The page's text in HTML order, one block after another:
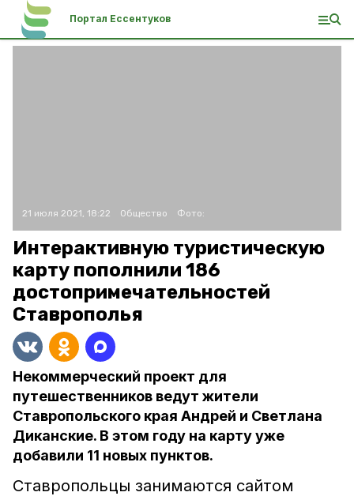
Портал Ессентуков
21 июля 2021, 18:22 Общество Фото:
Интерактивную туристическую
карту пополнили 186
достопримечательностей
Ставрополья
Некоммерческий проект для
путешественников ведут жители
Ставропольского края Андрей и Светлана
Диканские. В этом году на карту уже
добавили 11 новых пунктов.
Ставропольцы занимаются сайтом